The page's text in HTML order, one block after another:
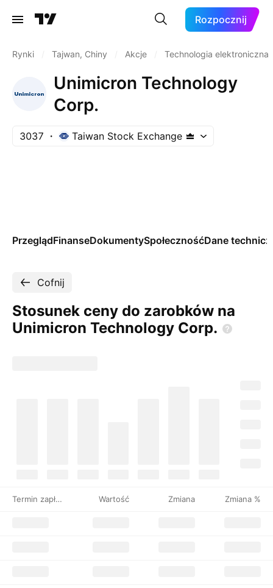
Rozpocznij
Rynki Tajwan, Chiny Akcje Technologia elektroniczna
Unimicron Technology
Corp.
3037 Taiwan Stock Exchange
PrzeglądFinanseDokumentySpołecznośćDane
Cofnij
Stosunek ceny do zarobków na
Unimicron Technology Corp.
Termin zapłaty Wartość Zmiana Zmiana %